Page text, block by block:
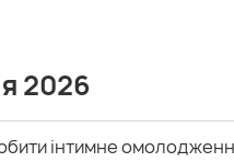
2026
інтимне